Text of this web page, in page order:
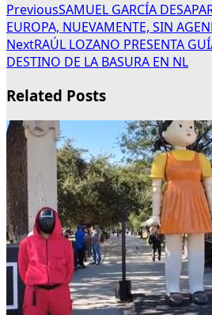
PreviousSAMUEL GARCÍA
EUROPA, NUEVAMENTE, SIN
NextRAÚL LOZANO PRESENTA
DESTINO DE LA BASURA EN NL
Related Posts